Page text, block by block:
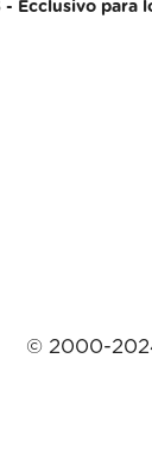
- Ecclusivo
© 2000-